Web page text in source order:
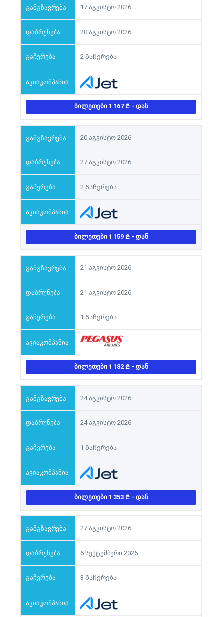
17 აგვისტო 2026
20 აგვისტო 2026
2 Გაჩერება
ᲑᲘᲚᲔᲗᲔᲑᲘ 1 167 - ᲓᲐᲜ
20 აგვისტო 2026
27 აგვისტო 2026
2 Გაჩერება
ᲑᲘᲚᲔᲗᲔᲑᲘ 1 159 - ᲓᲐᲜ
21 აგვისტო 2026
21 აგვისტო 2026
1 Გაჩერება
ᲑᲘᲚᲔᲗᲔᲑᲘ 1 182 - ᲓᲐᲜ
24 აგვისტო 2026
24 აგვისტო 2026
1 Გაჩერება
ᲑᲘᲚᲔᲗᲔᲑᲘ 1 353 - ᲓᲐᲜ
27 აგვისტო 2026
6 სექტემბერი 2026
3 Გაჩერება